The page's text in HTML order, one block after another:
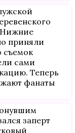
Нижние
приняли
съемок
сами
Теперь
фанаты
заперт